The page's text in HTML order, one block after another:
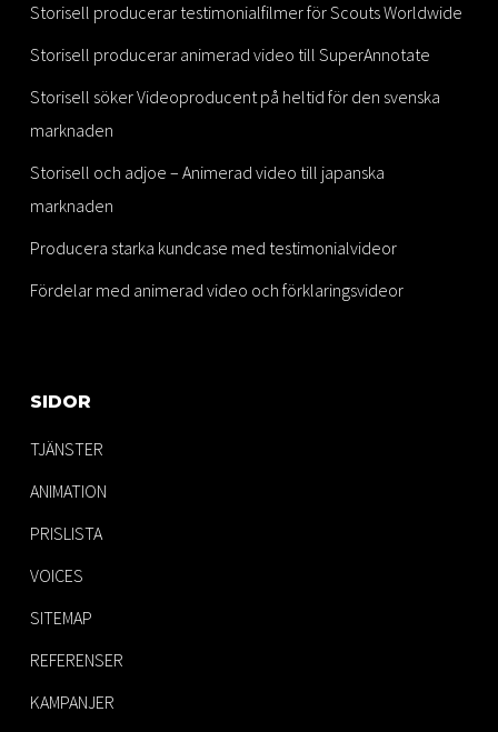
Storisell producerar testimonialfilmer för Scouts Worldwide
Storisell producerar animerad video till SuperAnnotate
Storisell söker Videoproducent på heltid för den svenska
marknaden
Storisell och adjoe – Animerad video till japanska
marknaden
Producera starka kundcase med testimonialvideor
Fördelar med animerad video och förklaringsvideor
SIDOR
TJÄNSTER
ANIMATION
PRISLISTA
VOICES
SITEMAP
REFERENSER
KAMPANJER